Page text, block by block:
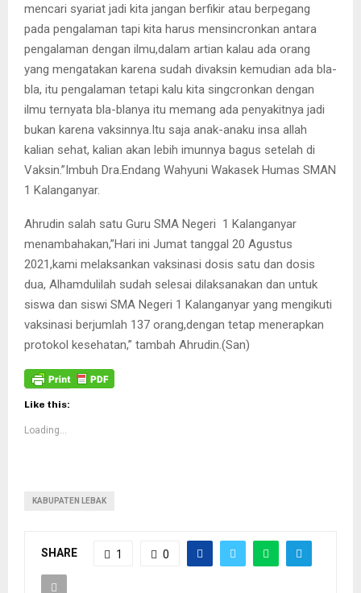
mencari syariat jadi kita jangan berfikir atau berpegang
pada pengalaman tapi kita harus mensincronkan antara
pengalaman dengan ilmu,dalam artian kalau ada orang
yang mengatakan karena sudah divaksin kemudian ada bla-
bla, itu pengalaman tetapi kalu kita singcronkan dengan
ilmu ternyata bla-blanya itu memang ada penyakitnya jadi
bukan karena vaksinnya.Itu saja anak-anaku insa allah
kalian sehat, kalian akan lebih imunnya bagus setelah di
Vaksin.”Imbuh Dra.Endang Wahyuni Wakasek Humas SMAN
1 Kalanganyar.
Ahrudin salah satu Guru SMA Negeri 1 Kalanganyar
menambahakan,”Hari ini Jumat tanggal 20 Agustus
2021,kami melaksankan vaksinasi dosis satu dan dosis
dua, Alhamdulilah sudah selesai dilaksanakan dan untuk
siswa dan siswi SMA Negeri 1 Kalanganyar yang mengikuti
vaksinasi berjumlah 137 orang,dengan tetap menerapkan
protokol kesehatan,” tambah Ahrudin.(San)
Like this:
Loading...
KABUPATEN LEBAK
SHARE 1 0